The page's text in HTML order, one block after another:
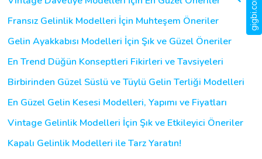
Fransız Gelinlik Modelleri İçin Muhteşem Öneriler
Gelin Ayakkabısı Modelleri İçin Şık ve Güzel Öneriler
En Trend Düğün Konseptleri Fikirleri ve Tavsiyeleri
Birbirinden Güzel Süslü ve Tüylü Gelin Terliği Modelleri
En Güzel Gelin Kesesi Modelleri, Yapımı ve Fiyatları
Vintage Gelinlik Modelleri İçin Şık ve Etkileyici Öneriler
Kapalı Gelinlik Modelleri ile Tarz Yaratın!